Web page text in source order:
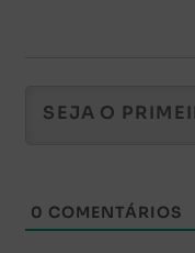
0 COMENTÁRIOS